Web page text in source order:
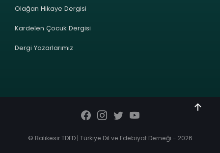
Olağan Hikaye Dergisi
Kardelen Çocuk Dergisi
Dergi Yazarlarımız
© Balıkesir TDED | Türkiye Dil ve Edebiyat Derneği - 2026